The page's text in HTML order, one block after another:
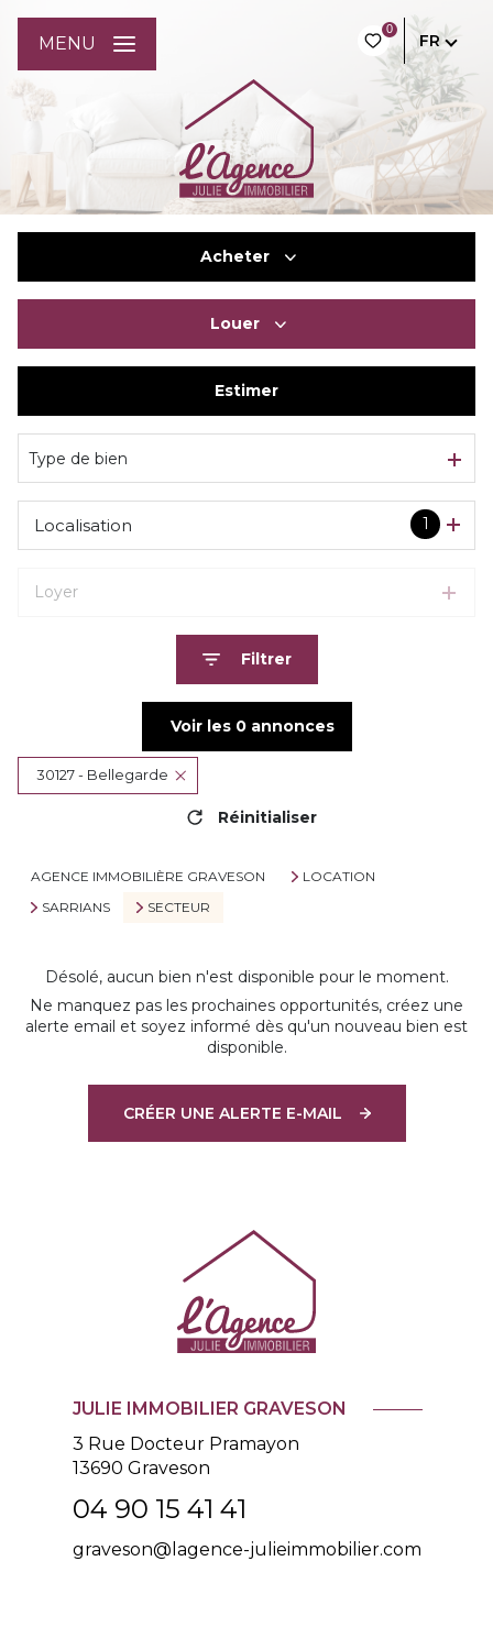
0
FR
MENU
Acheter
Du neuf
Louer
De l'immo pro
Estimer
Type de bien
1
Localisation
Loyer
Filtrer
Voir les 0annonces
30127 - Bellegarde
Réinitialiser
AGENCE IMMOBILIÈRE GRAVESON
LOCATION
SARRIANS
SECTEUR
Désolé, aucun bien n'est disponible pour le moment.
Ne manquez pas les prochaines opportunités, créez une
alerte email et soyez informé dès qu'un nouveau bien est
disponible.
CRÉER UNE ALERTE E-MAIL
JULIE IMMOBILIER GRAVESON
3 Rue Docteur Pramayon
13690 Graveson
04 90 15 41 41
graveson@lagence-julieimmobilier.com